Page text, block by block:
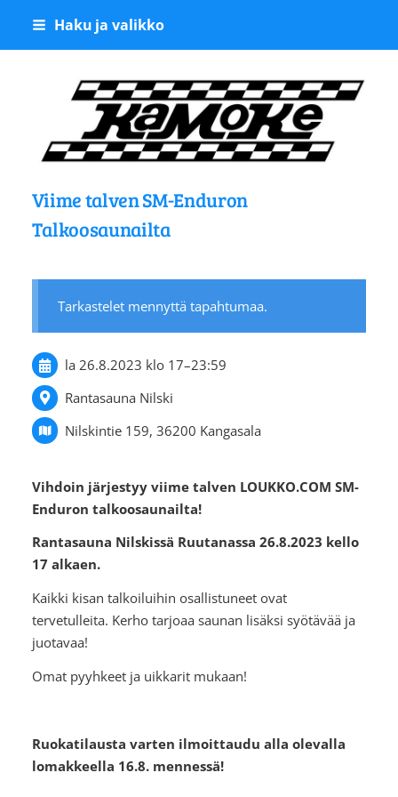
Siirry
Haku ja valikko
Kangasalan
Viime talven SM-Enduron
Talkoosaunailta
Tarkastelet mennyttä tapahtumaa.
la 26.8.2023 klo 17–23:59
Rantasauna Nilski
Nilskintie 159, 36200 Kangasala
Vihdoin järjestyy viime talven LOUKKO.COM SM-
Enduron talkoosaunailta!
Rantasauna Nilskissä Ruutanassa 26.8.2023 kello
17 alkaen.
Kaikki kisan talkoiluihin osallistuneet ovat
tervetulleita. Kerho tarjoaa saunan lisäksi syötävää ja
juotavaa!
Omat pyyhkeet ja uikkarit mukaan!
Ruokatilausta varten ilmoittaudu alla olevalla
lomakkeella 16.8. mennessä!